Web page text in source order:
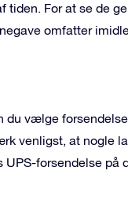
tiden. For at se de
omfatter
du vælge
venligst, at nogle
forsendelse på